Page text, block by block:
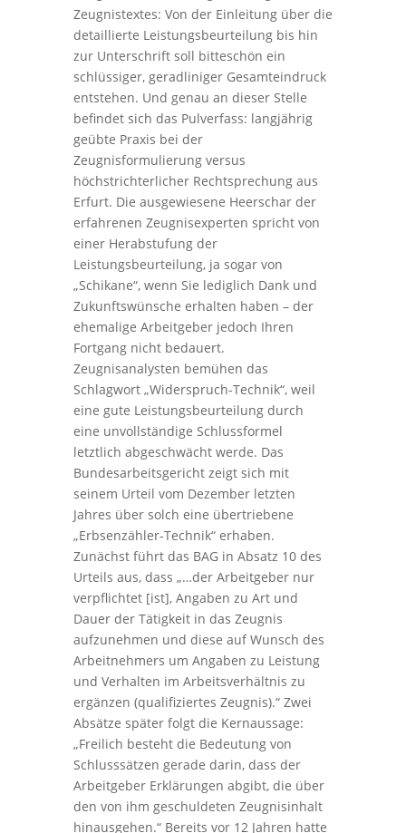
Zeugnistextes: Von der Einleitung über die
detaillierte Leistungsbeurteilung bis hin
zur Unterschrift soll bitteschön ein
schlüssiger, geradliniger Gesamteindruck
entstehen. Und genau an dieser Stelle
befindet sich das Pulverfass: langjährig
geübte Praxis bei der
Zeugnisformulierung versus
höchstrichterlicher Rechtsprechung aus
Erfurt. Die ausgewiesene Heerschar der
erfahrenen Zeugnisexperten spricht von
einer Herabstufung der
Leistungsbeurteilung, ja sogar von
„Schikane“, wenn Sie lediglich Dank und
Zukunftswünsche erhalten haben – der
ehemalige Arbeitgeber jedoch Ihren
Fortgang nicht bedauert.
Zeugnisanalysten bemühen das
Schlagwort „Widerspruch-Technik“, weil
eine gute Leistungsbeurteilung durch
eine unvollständige Schlussformel
letztlich abgeschwächt werde. Das
Bundesarbeitsgericht zeigt sich mit
seinem Urteil vom Dezember letzten
Jahres über solch eine übertriebene
„Erbsenzähler-Technik“ erhaben.
Zunächst führt das BAG in Absatz 10 des
Urteils aus, dass „…der Arbeitgeber nur
verpflichtet [ist], Angaben zu Art und
Dauer der Tätigkeit in das Zeugnis
aufzunehmen und diese auf Wunsch des
Arbeitnehmers um Angaben zu Leistung
und Verhalten im Arbeitsverhältnis zu
ergänzen (qualifiziertes Zeugnis).“ Zwei
Absätze später folgt die Kernaussage:
„Freilich besteht die Bedeutung von
Schlusssätzen gerade darin, dass der
Arbeitgeber Erklärungen abgibt, die über
den von ihm geschuldeten Zeugnisinhalt
hinausgehen.“ Bereits vor 12 Jahren hatte